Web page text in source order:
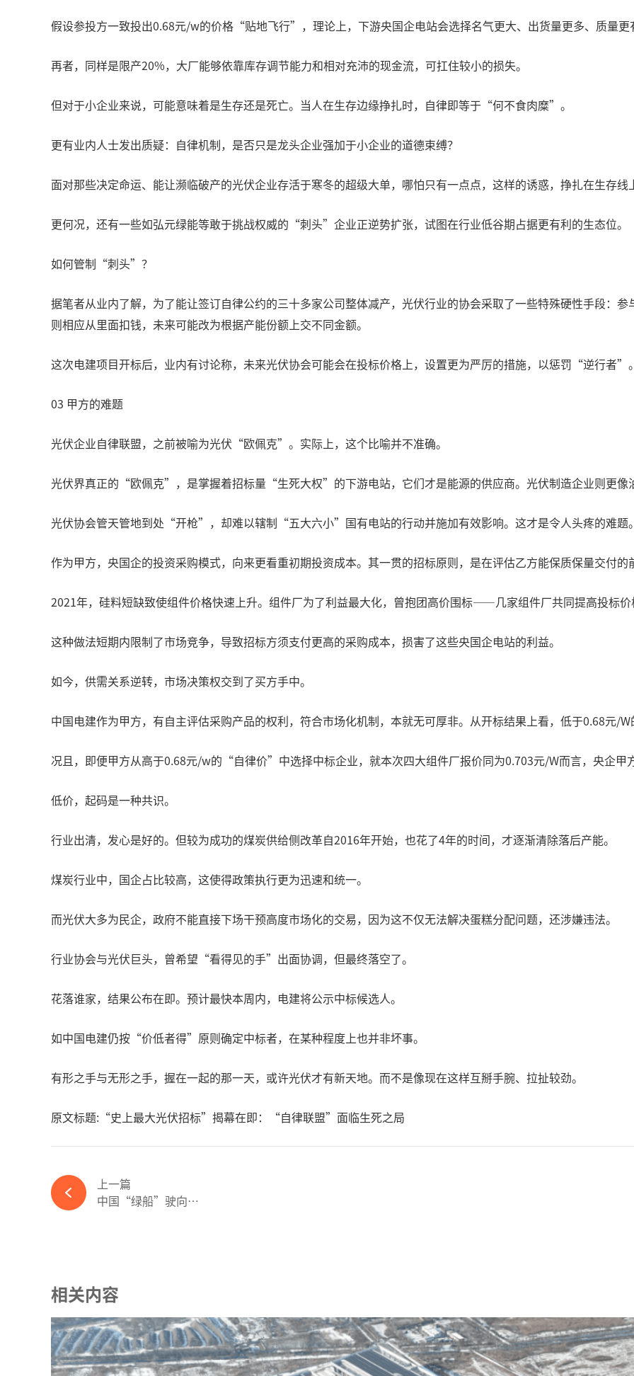
假设参投方一致投出0.68元/w的价格“贴地飞行”，理论上，下游央国企电站会选择名气更大、出货量更多、质量更
再者，同样是限产20%，大厂能够依靠库存调节能力和相对充沛的现金流，可扛住较小的损失。
但对于小企业来说，可能意味着是生存还是死亡。当人在生存边缘挣扎时，自律即等于“何不食肉糜”。
更有业内人士发出质疑：自律机制，是否只是龙头企业强加于小企业的道德束缚？
面对那些决定命运、能让濒临破产的光伏企业存活于寒冬的超级大单，哪怕只有一点点，这样的诱惑，挣扎在生存线
更何况，还有一些如弘元绿能等敢于挑战权威的“刺头”企业正逆势扩张，试图在行业低谷期占据更有利的生态位。
如何管制“刺头”？
据笔者从业内了解，为了能让签订自律公约的三十多家公司整体减产，光伏行业的协会采取了一些特殊硬性手段：
则相应从里面扣钱，未来可能改为根据产能份额上交不同金额。
这次电建项目开标后，业内有讨论称，未来光伏协会可能会在投标价格上，设置更为严厉的措施，以惩罚“逆行者”。
03 甲方的难题
光伏企业自律联盟，之前被喻为光伏“欧佩克”。实际上，这个比喻并不准确。
光伏界真正的“欧佩克”，是掌握着招标量“生死大权”的下游电站，它们才是能源的供应商。光伏制造企业则更像
光伏协会管天管地到处“开枪”，却难以辖制“五大六小”国有电站的行动并施加有效影响。这才是令人头疼的难题。
作为甲方，央国企的投资采购模式，向来更看重初期投资成本。其一贯的招标原则，是在评估乙方能保质保量交付
2021年，硅料短缺致使组件价格快速上升。组件厂为了利益最大化，曾抱团高价围标——几家组件厂共同提高投标价
这种做法短期内限制了市场竞争，导致招标方须支付更高的采购成本，损害了这些央国企电站的利益。
如今，供需关系逆转，市场决策权交到了买方手中。
中国电建作为甲方，有自主评估采购产品的权利，符合市场化机制，本就无可厚非。从开标结果上看，低于0.68元/W
况且，即便甲方从高于0.68元/w的“自律价”中选择中标企业，就本次四大组件厂报价同为0.703元/W而言，央企甲
低价，起码是一种共识。
行业出清，发心是好的。但较为成功的煤炭供给侧改革自2016年开始，也花了4年的时间，才逐渐清除落后产能。
煤炭行业中，国企占比较高，这使得政策执行更为迅速和统一。
而光伏大多为民企，政府不能直接下场干预高度市场化的交易，因为这不仅无法解决蛋糕分配问题，还涉嫌违法。
行业协会与光伏巨头，曾希望“看得见的手”出面协调，但最终落空了。
花落谁家，结果公布在即。预计最快本周内，电建将公示中标候选人。
如中国电建仍按“价低者得”原则确定中标者，在某种程度上也并非坏事。
有形之手与无形之手，握在一起的那一天，或许光伏才有新天地。而不是像现在这样互掰手腕、拉扯较劲。
原文标题:“史上最大光伏招标”揭幕在即：“自律联盟”面临生死之局
上一篇
中国“绿船”驶向全球，海上治理迈向新台阶-必赢体育app官方平台
相关内容